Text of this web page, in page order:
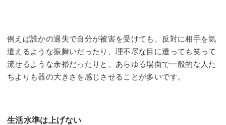
例えば誰かの過失で自分が被害を受けても、反対に相手を気
遣えるような振舞いだったり、理不尽な目に遭っても笑って
流せるような余裕だったりと、あらゆる場面で一般的な人た
ちよりも器の大きさを感じさせることが多いです。
生活水準は上げない